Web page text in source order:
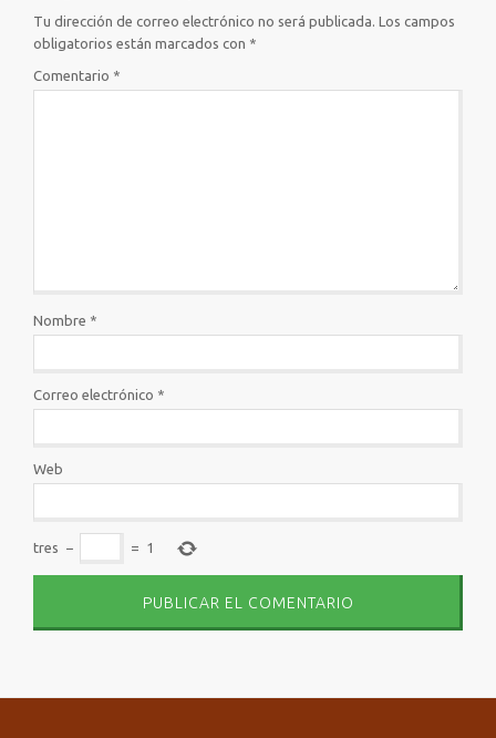
Tu dirección de correo electrónico no será publicada. Los campos
obligatorios están marcados con *
Comentario *
Nombre *
Correo electrónico *
Web
tres − = 1